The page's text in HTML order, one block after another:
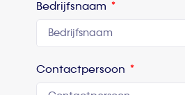
Bedrijfsnaam
Contactpersoon